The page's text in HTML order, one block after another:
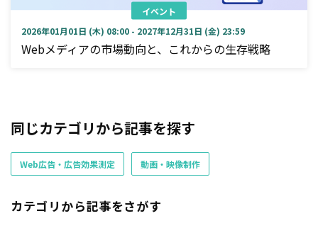
イベント
2026年01月01日 (木) 08:00 - 2027年12月31日 (金) 23:59
Webメディアの市場動向と、これからの生存戦略
同じカテゴリから記事を探す
Web広告・広告効果測定 動画・映像制作
カテゴリから記事をさがす